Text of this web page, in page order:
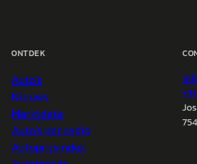
ONTDEK
Auto's
Nieuws
Marktdata
Auto's per regio
Autoprijsindex